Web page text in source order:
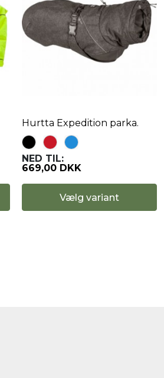
Hurtta Expedition parka.
NED TIL:
669,00 DKK
Vælg variant